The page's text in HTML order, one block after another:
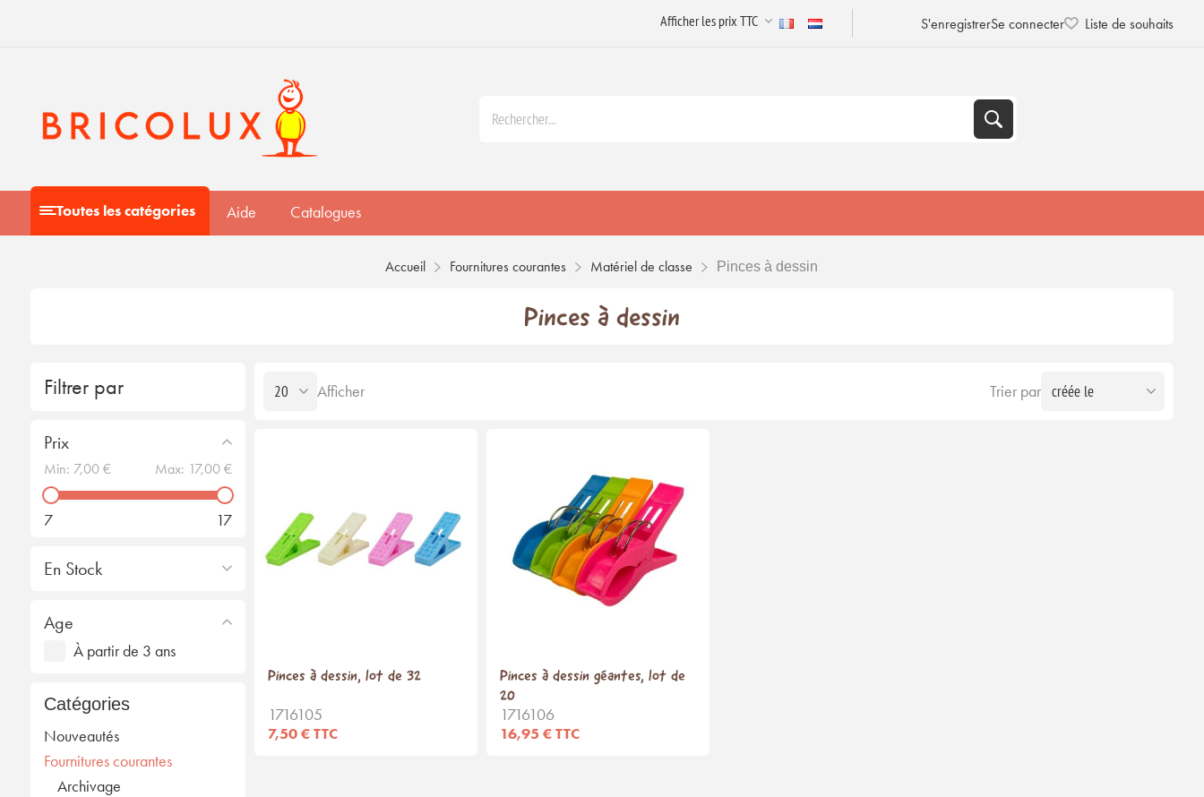
S'enregistrerSe connecter Liste de souhaits
Toutes les catégories Aide Catalogues
Accueil Fournitures courantes Matériel de classe Pinces à dessin
Filtrer par
Prix
Min: 7,00 € Max: 17,00 €
7 17
En Stock
Age
À partir de 3 ans
Catégories
Nouveautés
Fournitures courantes
Archivage
Pinces à dessin
Trier par
Afficher
Pinces à dessin, lot de 32
1716105
7,50 € TTC
Pinces à dessin géantes, lot de
20
1716106
16,95 € TTC